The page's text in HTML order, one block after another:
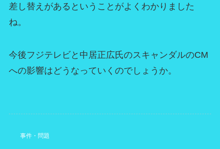
差し替えがあるということがよくわかりました
ね。
今後フジテレビと中居正広氏のスキャンダルのCM
への影響はどうなっていくのでしょうか。
事件・問題